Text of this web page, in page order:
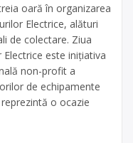
oară în organizarea
Electrice, alături
de colectare. Ziua
este inițiativa
non-profit a
de echipamente
o ocazie